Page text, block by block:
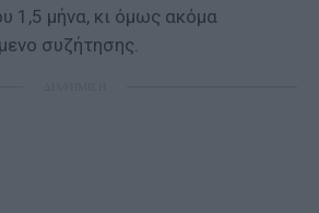
1,5 μήνα, κι όμως ακόμα
συζήτησης.